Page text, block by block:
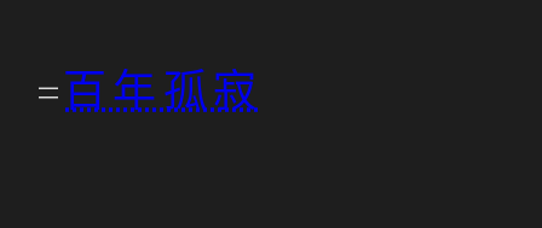
百年孤寂